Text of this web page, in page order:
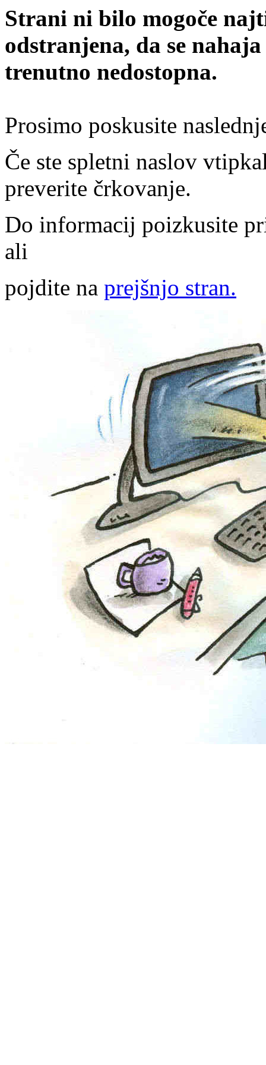
Strani ni bilo mogoče
odstranjena, da se
trenutno nedostopna.
Prosimo poskusite
Če ste spletni naslov
preverite črkovanje.
Do informacij poizkusite
ali
pojdite na prejšnjo stran.